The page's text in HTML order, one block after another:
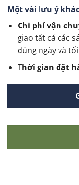
Một vài lưu ý khác
Chi phí vận
giao tất cả các
đúng ngày và
Thời gian đặt